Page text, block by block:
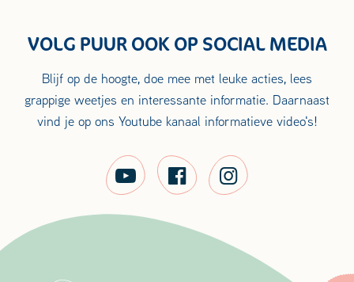
VOLG PUUR OOK OP SOCIAL MEDIA
Blijf op de hoogte, doe mee met leuke acties, lees
grappige weetjes en interessante informatie. Daarnaast
vind je op ons Youtube kanaal informatieve video's!